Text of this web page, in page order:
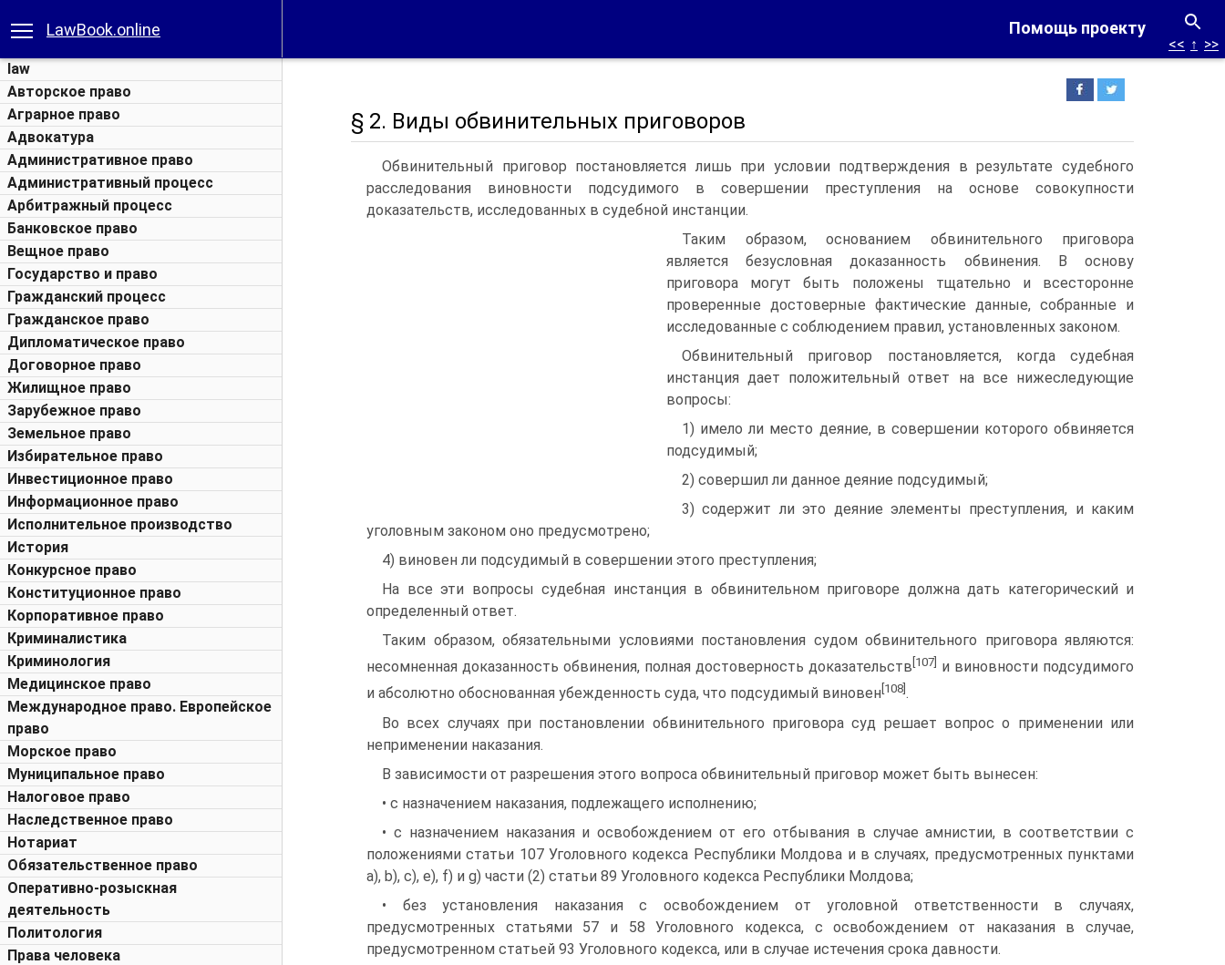
Помощь проекту
LawBook.online
law
Авторское право
Аграрное право
Адвокатура
Административное право
Административный процесс
Арбитражный процесс
Банковское право
Вещное право
Государство и право
Гражданский процесс
Гражданское право
Дипломатическое право
Договорное право
Жилищное право
Зарубежное право
Земельное право
Избирательное право
Инвестиционное право
Информационное право
Исполнительное производство
История
Конкурсное право
Конституционное право
Корпоративное право
Криминалистика
Криминология
Медицинское право
Международное право. Европейское
право
Морское право
Муниципальное право
Налоговое право
Наследственное право
Нотариат
Обязательственное право
Оперативно-розыскная
деятельность
Политология
Права человека
<< ↑ >>
§ 2. Виды обвинительных приговоров
Обвинительный приговор постановляется лишь при условии подтверждения в результате судебного
расследования виновности подсудимого в совершении преступления на основе совокупности
доказательств, исследованных в судебной инстанции.
Таким образом, основанием обвинительного приговора
является безусловная доказанность обвинения. В основу
приговора могут быть положены тщательно и всесторонне
проверенные достоверные фактические данные, собранные и
исследованные с соблюдением правил, установленных законом.
Обвинительный приговор постановляется, когда судебная
инстанция дает положительный ответ на все нижеследующие
вопросы:
1) имело ли место деяние, в совершении которого обвиняется
подсудимый;
2) совершил ли данное деяние подсудимый;
3) содержит ли это деяние элементы преступления, и каким
уголовным законом оно предусмотрено;
4) виновен ли подсудимый в совершении этого преступления;
На все эти вопросы судебная инстанция в обвинительном приговоре должна дать категорический и
определенный ответ.
Таким образом, обязательными условиями постановления судом обвинительного приговора являются:
несомненная доказанность обвинения, полная достоверность доказательств [107] и виновности подсудимого
и абсолютно обоснованная убежденность суда, что подсудимый виновен [108] .
Во всех случаях при постановлении обвинительного приговора суд решает вопрос о применении или
неприменении наказания.
В зависимости от разрешения этого вопроса обвинительный приговор может быть вынесен:
• с назначением наказания, подлежащего исполнению;
• с назначением наказания и освобождением от его отбывания в случае амнистии, в соответствии с
положениями статьи 107 Уголовного кодекса Республики Молдова и в случаях, предусмотренных пунктами
a), b), c), e), f) и g) части (2) статьи 89 Уголовного кодекса Республики Молдова;
• без установления наказания с освобождением от уголовной ответственности в случаях,
предусмотренных статьями 57 и 58 Уголовного кодекса, с освобождением от наказания в случае,
предусмотренном статьей 93 Уголовного кодекса, или в случае истечения срока давности.